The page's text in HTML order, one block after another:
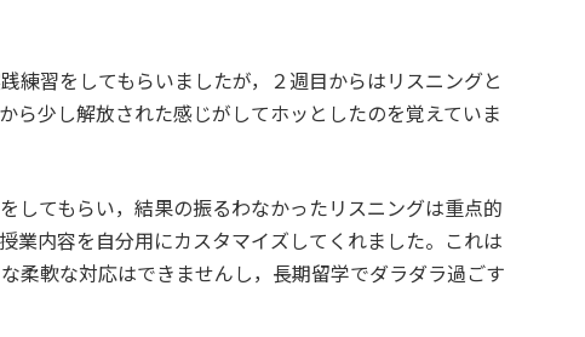
練習をしてもらいましたが，２週目からはリスニングと
ら少し解放された感じがしてホッとしたのを覚えていま
してもらい，結果の振るわなかったリスニングは重点的
業内容を自分用にカスタマイズしてくれました。これは
柔軟な対応はできませんし，長期留学でダラダラ過ごす